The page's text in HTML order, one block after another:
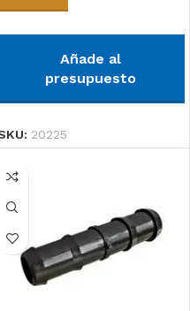
Añade al
presupuesto
20225